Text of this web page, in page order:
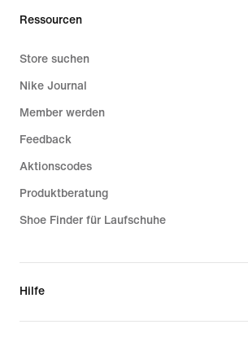
Ressourcen
Store suchen
Nike Journal
Member werden
Feedback
Aktionscodes
Produktberatung
Shoe Finder für Laufschuhe
Hilfe